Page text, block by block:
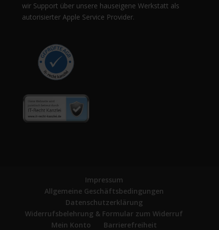
wir Support über unsere hauseigene Werkstatt als
autorisierter Apple Service Provider.
Impressum
Allgemeine Geschäftsbedingungen
Datenschutzerklärung
Widerrufsbelehrung & Formular zum Widerruf
Mein Konto
Barrierefreiheit